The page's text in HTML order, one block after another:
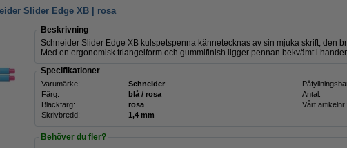
Slider Edge XB | rosa
Beskrivning
Schneider Slider Edge XB kulspetspenna kännetecknas av sin mjuka skrift; den
Med en ergonomisk triangelform och gummifinish ligger pennan bekvämt i
Specifikationer
Varumärke: Schneider
Färg:
blå / rosa Antal:
Bläckfärg:
rosa Vårt artikelnr:
Skrivbredd:
1,4 mm
Behöver du fler?